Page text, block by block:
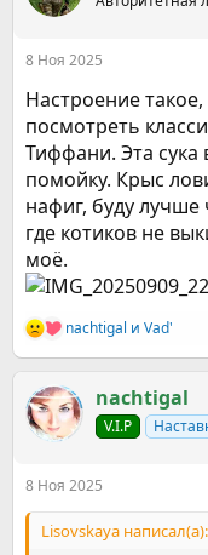
и
8 Ноя 2025
Настроение
посмотреть
Тиффани. Эта
помойку. Крыс
нафиг, буду лучше
где котиков не
моё.
Р
е
к
ц
и
nachtigal и Vad'
nachtigal
V.I.P
8 Ноя 2025
Lisovskaya написал(а):